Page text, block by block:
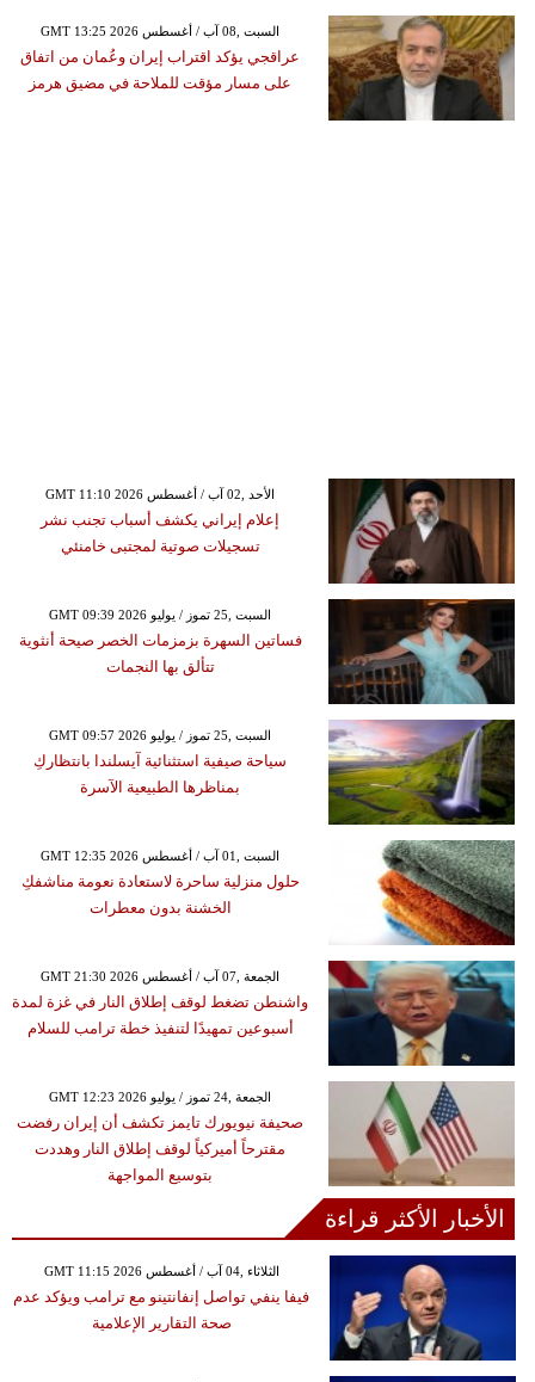
GMT 13:25 2026 السبت ,08 آب / أغسطس
عراقجي يؤكد اقتراب إيران وعُمان من اتفاق
على مسار مؤقت للملاحة في مضيق هرمز
GMT 11:10 2026 الأحد ,02 آب / أغسطس
إعلام إيراني يكشف أسباب تجنب نشر
تسجيلات صوتية لمجتبى خامنئي
GMT 09:39 2026 السبت ,25 تموز / يوليو
فساتين السهرة بزمزمات الخصر صيحة أنثوية
تتألق بها النجمات
GMT 09:57 2026 السبت ,25 تموز / يوليو
سياحة صيفية استثنائية آيسلندا بانتظاركِ
بمناظرها الطبيعية الآسرة
GMT 12:35 2026 السبت ,01 آب / أغسطس
حلول منزلية ساحرة لاستعادة نعومة مناشفكِ
الخشنة بدون معطرات
GMT 21:30 2026 الجمعة ,07 آب / أغسطس
واشنطن تضغط لوقف إطلاق النار في غزة لمدة
أسبوعين تمهيدًا لتنفيذ خطة ترامب للسلام
GMT 12:23 2026 الجمعة ,24 تموز / يوليو
صحيفة نيويورك تايمز تكشف أن إيران رفضت
مقترحاً أميركياً لوقف إطلاق النار وهددت
بتوسيع المواجهة
الأخبار الأكثر قراءة
GMT 11:15 2026 الثلاثاء ,04 آب / أغسطس
فيفا ينفي تواصل إنفانتينو مع ترامب ويؤكد عدم
صحة التقارير الإعلامية